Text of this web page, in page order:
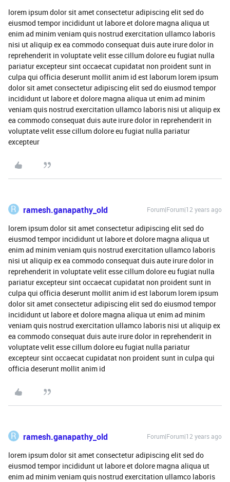
lorem ipsum dolor sit amet consectetur adipiscing elit sed do
eiusmod tempor incididunt ut labore et dolore magna aliqua ut
enim ad minim veniam quis nostrud exercitation ullamco laboris
nisi ut aliquip ex ea commodo consequat duis aute irure dolor in
reprehenderit in voluptate velit esse cillum dolore eu fugiat nulla
pariatur excepteur sint occaecat cupidatat non proident sunt in
culpa qui officia deserunt mollit anim id est laborum lorem ipsum
dolor sit amet consectetur adipiscing elit sed do eiusmod tempor
incididunt ut labore et dolore magna aliqua ut enim ad minim
veniam quis nostrud exercitation ullamco laboris nisi ut aliquip ex
ea commodo consequat duis aute irure dolor in reprehenderit in
voluptate velit esse cillum dolore eu fugiat nulla pariatur
excepteur
R ramesh.ganapathy_old Forum|Forum|12 years ago
lorem ipsum dolor sit amet consectetur adipiscing elit sed do
eiusmod tempor incididunt ut labore et dolore magna aliqua ut
enim ad minim veniam quis nostrud exercitation ullamco laboris
nisi ut aliquip ex ea commodo consequat duis aute irure dolor in
reprehenderit in voluptate velit esse cillum dolore eu fugiat nulla
pariatur excepteur sint occaecat cupidatat non proident sunt in
culpa qui officia deserunt mollit anim id est laborum lorem ipsum
dolor sit amet consectetur adipiscing elit sed do eiusmod tempor
incididunt ut labore et dolore magna aliqua ut enim ad minim
veniam quis nostrud exercitation ullamco laboris nisi ut aliquip ex
ea commodo consequat duis aute irure dolor in reprehenderit in
voluptate velit esse cillum dolore eu fugiat nulla pariatur
excepteur sint occaecat cupidatat non proident sunt in culpa qui
officia deserunt mollit anim id
R ramesh.ganapathy_old Forum|Forum|12 years ago
lorem ipsum dolor sit amet consectetur adipiscing elit sed do
eiusmod tempor incididunt ut labore et dolore magna aliqua ut
enim ad minim veniam quis nostrud exercitation ullamco laboris